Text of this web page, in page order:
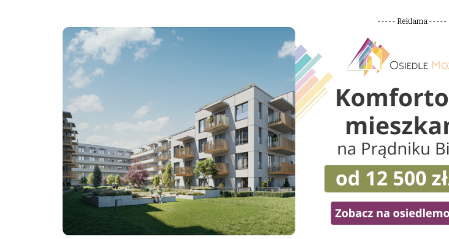
----- Reklama -----